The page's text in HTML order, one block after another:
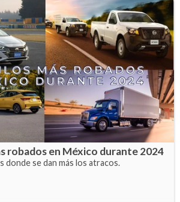
robados en México durante 2024
donde se dan más los atracos.